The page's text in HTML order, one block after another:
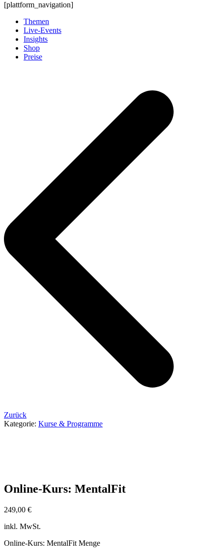
[plattform_navigation]
Themen
Live-Events
Insights
Shop
Preise
Zurück
Kategorie: Kurse & Programme
Online-Kurs: MentalFit
249,00 €
inkl. MwSt.
Online-Kurs: MentalFit Menge